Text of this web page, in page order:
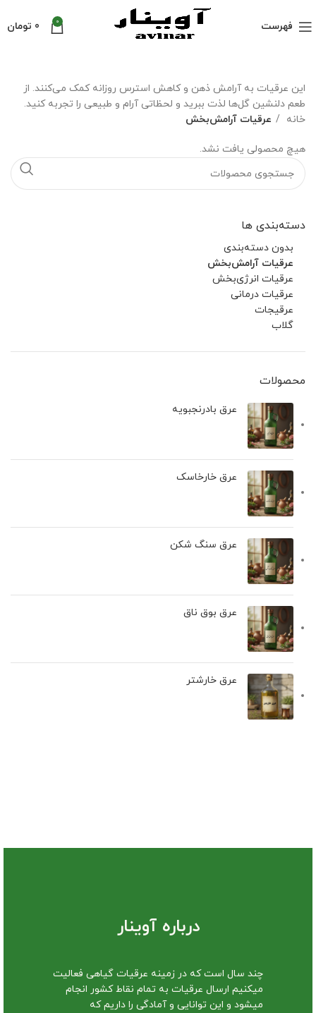
فهرست 0
0 تومان
دسته‌بندی ها
بدون دسته‌بندی
عرقیات آرامش‌بخش
عرقیات انرژی‌بخش
عرقیات درمانی
عرقیجات
گلاب
محصولات
عرق بادرنجبويه
عرق خارخاسک
عرق سنگ شکن
عرق بوق ناق
عرق خارشتر
این عرقیات به آرامش ذهن و کاهش استرس روزانه کمک می‌کنند. از
طعم دلنشین گل‌ها لذت ببرید و لحظاتی آرام و طبیعی را تجربه کنید.
خانه
عرقیات آرامش‌بخش
هیچ محصولی یافت نشد.
درباره آوینار
چند سال است که در زمینه عرقیات گیاهی فعالیت
میکنیم ارسال عرقیات به تمام نقاط کشور انجام
میشود و این توانایی و آمادگی را داریم که